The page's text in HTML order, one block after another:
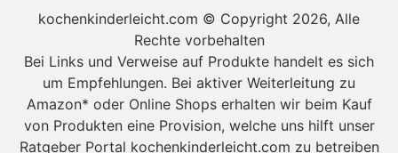
kochenkinderleicht.com © Copyright 2026, Alle
Rechte vorbehalten
Bei Links und Verweise auf Produkte handelt es sich
um Empfehlungen. Bei aktiver Weiterleitung zu
Amazon* oder Online Shops erhalten wir beim Kauf
von Produkten eine Provision, welche uns hilft unser
Ratgeber Portal kochenkinderleicht.com zu betreiben